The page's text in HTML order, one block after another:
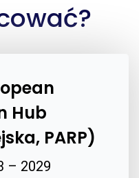
Hub
PARP)
– 2029